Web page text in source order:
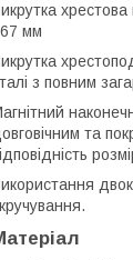
мм
з повним
та